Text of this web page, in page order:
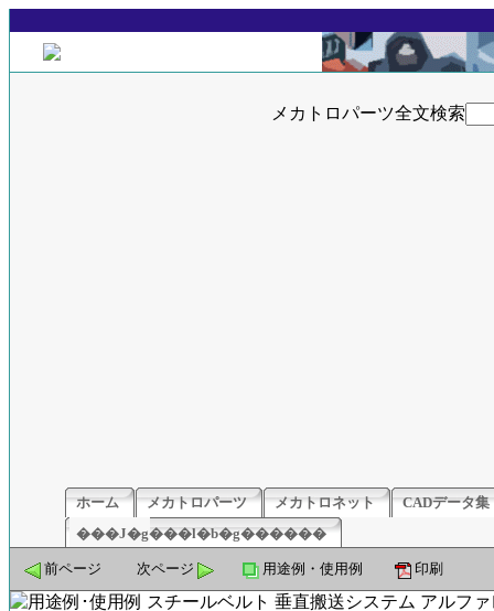
メカトロパーツ全文検索
ホーム メカトロパーツ メカトロネット
CADデータ集
���J�g���l�b�g������
前ページ 次ページ 用途例・使用例 印刷